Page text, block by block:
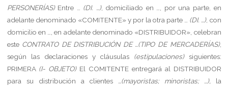
PERSONERÍAS) Entre … (DI. …), domiciliado en …, por una parte, en
adelante denominado «COMITENTE» y por la otra parte … (DI. …), con
domicilio en …, en adelante denominado «DISTRIBUIDOR», celebran
este CONTRATO DE DISTRIBUCIÓN DE …(TIPO DE MERCADERÍAS),
según las declaraciones y cláusulas (estipulaciones)siguientes:
PRIMERA(I- OBJETO) El COMITENTE entregará al DISTRIBUIDOR
para su distribución a clientes …(mayoristas; minoristas; …), la